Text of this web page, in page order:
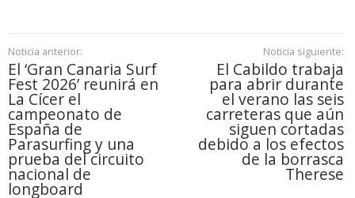
Noticia anterior:
El ‘Gran Canaria Surf
Fest 2026’ reunirá en
La Cícer el
campeonato de
España de
Parasurfing y una
prueba del circuito
nacional de
longboard
Noticia siguiente:
El Cabildo trabaja
para abrir durante
el verano las seis
carreteras que aún
siguen cortadas
debido a los efectos
de la borrasca
Therese